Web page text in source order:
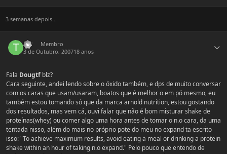
3 semanas depois...
tkz
Membro
3 de Outubro, 200718 anos
Fala Dougtf blz?
Cara seguinte, andei lendo sobre o óxido também, e dps de muito conversar
com os caras que usam/usaram, boatos que é melhor o em pó mesmo, eu
também estou tomando só que da marca arnold nutrition, estou gostando
dos resultados, mas vem cá, ouvi falar que não é bom misturar shake de
proteínas(whey) ou comer algo uma hora antes de tomar o n.o cara, da uma
tentada nisso, além do mais no próprio pote do meu no expand ta escrito
isso: "To achieve maximum results, avoid eating a meal or drinking a protein
shake within an hour of taking n.o expand." Pelo pouco que entendo de